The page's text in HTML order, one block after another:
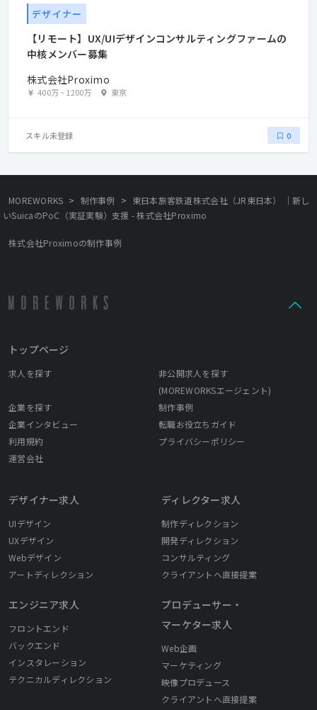
デザイナー
【リモート】UX/UIデザインコンサルティングファームの
中核メンバー募集
株式会社Proximo
400万~1200万 東京
スキル未登録 0
MOREWORKS > 制作事例 > 東日本旅客鉄道株式会社（JR東日本） ｜新し
いSuicaのPoC（実証実験）支援 - 株式会社Proximo
株式会社Proximoの制作事例
トップページ
求人を探す
非公開求人を探す
(MOREWORKSエージェント)
企業を探す
制作事例
企業インタビュー
転職お役立ちガイド
利用規約
プライバシーポリシー
運営会社
デザイナー求人
UIデザイン
UXデザイン
Webデザイン
アートディレクション
エンジニア求人
フロントエンド
バックエンド
インスタレーション
テクニカルディレクション
ディレクター求人
制作ディレクション
開発ディレクション
コンサルティング
クライアントへ直接提案
プロデューサー・
マーケター求人
Web企画
マーケティング
映像プロデュース
クライアントへ直接提案